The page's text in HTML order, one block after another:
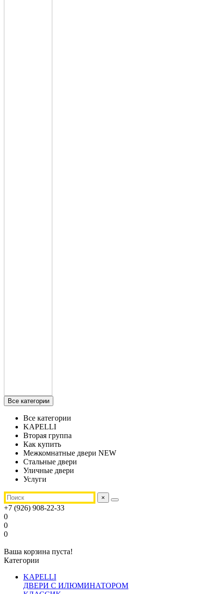
Все категории
Все категории
KAPELLI
Вторая группа
Как купить
Межкомнатные двери NEW
Стальные двери
Уличные двери
Услуги
×
+7 (926) 908-22-33
0
0
0
Ваша корзина пуста!
Категории
KAPELLI
ДВЕРИ С ИЛЮМИНАТОРОМ